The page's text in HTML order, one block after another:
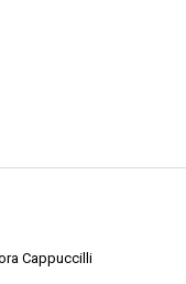
Cappuccilli